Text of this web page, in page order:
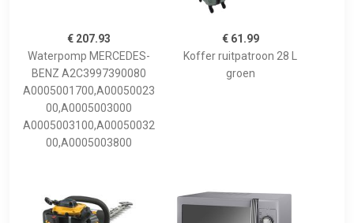
€ 207.93
Waterpomp MERCEDES-
BENZ A2C3997390080
A0005001700,A00050023
00,A0005003000
A0005003100,A00050032
00,A0005003800
€ 61.99
Koffer ruitpatroon 28 L
groen